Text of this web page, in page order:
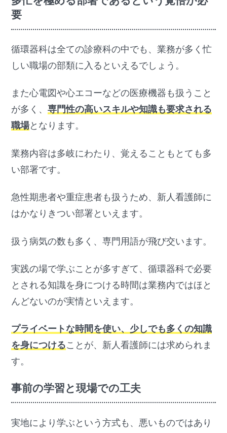
要
循環器科は全ての診療科の中でも、業務が多く忙
しい職場の部類に入るといえるでしょう。
また心電図や心エコーなどの医療機器も扱うこと
が多く、専門性の高いスキルや知識も要求される
職場となります。
業務内容は多岐にわたり、覚えることもとても多
い部署です。
急性期患者や重症患者も扱うため、新人看護師に
はかなりきつい部署といえます。
扱う病気の数も多く、専門用語が飛び交います。
実践の場で学ぶことが多すぎて、循環器科で必要
とされる知識を身につける時間は業務内ではほと
んどないのが実情といえます。
プライベートな時間を使い、少しでも多くの知識
を身につけることが、新人看護師には求められま
す。
事前の学習と現場での工夫
実地により学ぶという方式も、悪いものではあり